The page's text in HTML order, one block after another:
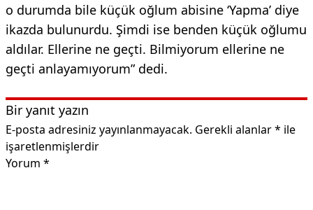
o durumda bile küçük oğlum abisine ‘Yapma’ diye
ikazda bulunurdu. Şimdi ise benden küçük oğlumu
aldılar. Ellerine ne geçti. Bilmiyorum ellerine ne
geçti anlayamıyorum” dedi.
Bir yanıt yazın
E-posta adresiniz yayınlanmayacak. Gerekli alanlar* ile
işaretlenmişlerdir
Yorum *